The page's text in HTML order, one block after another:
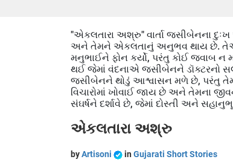
"એકલતારા અશ્રુ" વાર્તા જસીબેનના
અને તેમને એકલતાનું અનુભવ થાય છે. તેઓ
મનુભાઈને ફોન કર્યો, પરંતુ કોઈ જવાબ
થઈ જેમાં વંદનાએ જસીબેનને ડૉક્ટરનો
જસીબેનને થોડું આશ્વાસન મળે છે, પરંતુ
વિચારોમાં ખોવાઈ જાય છે અને તેમના
સંઘર્ષને દર્શાવે છે, જેમાં દોસ્તી અને
એકલતારા અશ્રુ
byArtisoni in Gujarati Short Stories